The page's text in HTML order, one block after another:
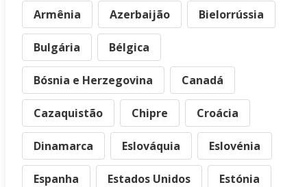
Armênia Azerbaijão Bielorrússia
Bulgária Bélgica
Bósnia e Herzegovina Canadá
Cazaquistão Chipre Croácia
Dinamarca Eslováquia Eslovénia
Espanha Estados Unidos Estónia